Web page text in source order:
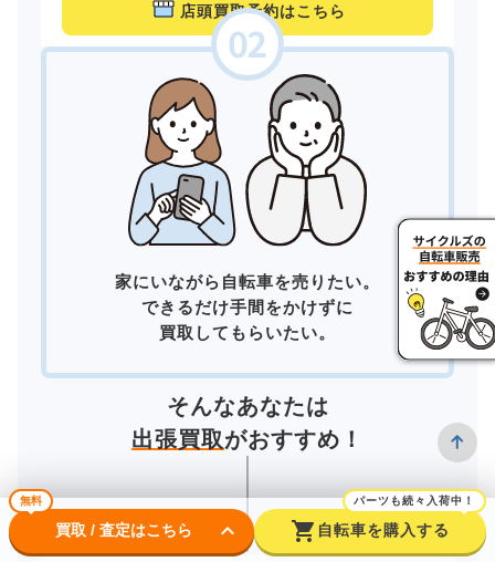
店頭買取予約はこちら
家にいながら自転車を売りたい。
できるだけ手間をかけずに
買取してもらいたい。
そんなあなたは
出張買取がおすすめ！
無料
買取 / 査定はこちら keyboard_arrow_down shopping_cart
パーツも続々入荷中！
自転車を購入する